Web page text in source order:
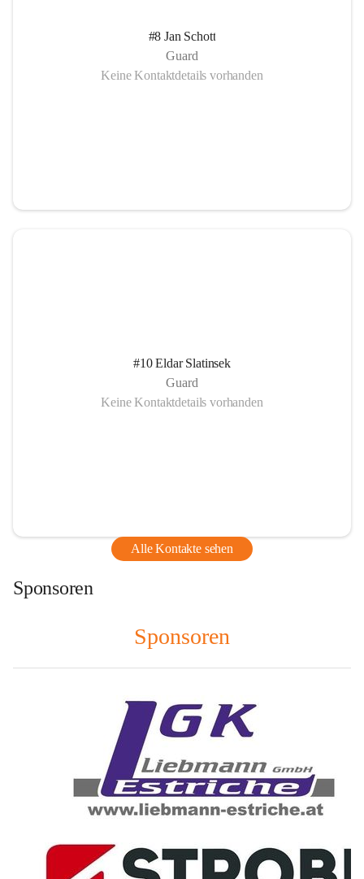
#8 Jan Schott
Guard
Keine Kontaktdetails vorhanden
#10 Eldar Slatinsek
Guard
Keine Kontaktdetails vorhanden
Alle Kontakte sehen
Sponsoren
Sponsoren